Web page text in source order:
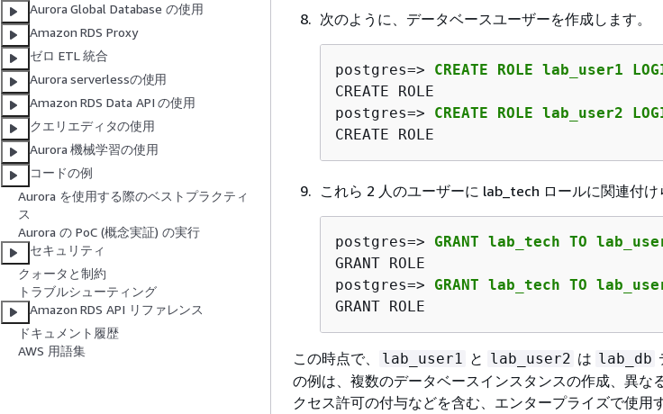
Aurora Global Database の使用
Amazon RDS Proxy
ゼロ ETL 統合
Aurora serverlessの使用
Amazon RDS Data API の使用
クエリエディタの使用
Aurora 機械学習の使用
コードの例
Aurora を使用する際のベストプラクティ
ス
Aurora の PoC (概念実証) の実行
セキュリティ
クォータと制約
トラブルシューティング
Amazon RDS API リファレンス
ドキュメント履歴
AWS 用語集
次のように、データベースユーザーを作成します。
postgres=> CREATE ROLE lab_user1
CREATE ROLE
postgres=> CREATE ROLE lab_user2
CREATE ROLE
これら 2 人のユーザーに lab_tech ロールに関連付け
postgres=> GRANT lab_tech TO
GRANT ROLE
postgres=> GRANT lab_tech TO
GRANT ROLE
この時点で、 lab_user1 と lab_user2 は lab_db
の例は、複数のデータベースインスタンスの作成、異な
クセス許可の付与などを含む、エンタープライズで使用